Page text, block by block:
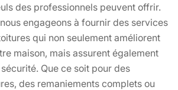
des professionnels peuvent offrir.
engageons à fournir des services
qui non seulement améliorent
maison, mais assurent également
Que ce soit pour des
des remaniements complets ou